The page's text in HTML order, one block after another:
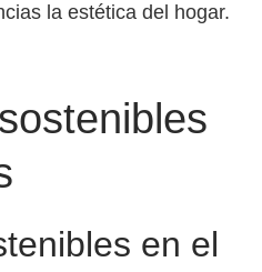
la estética del hogar.
en el